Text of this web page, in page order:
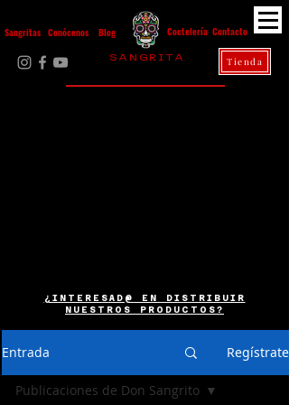
Sangritas Conócenos Contacto
Blog Coctelería
Tienda
S A N G R I T A
¿INTERESAD@ EN DISTRIBUIR
NUESTROS PRODUCTOS?
Entrada Regístrate
Publicaciones de Don Sangrito